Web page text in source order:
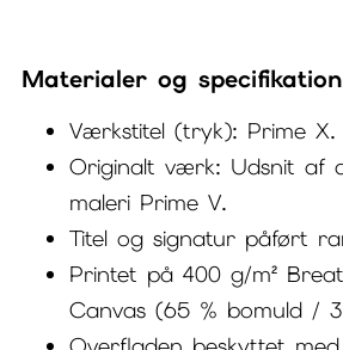
Materialer og
Værkstitel (tryk): Prime X.
Originalt værk: Udsnit af
maleri Prime V.
Titel og signatur påført
Printet på 400 g/m²
Canvas (65 % bomuld /